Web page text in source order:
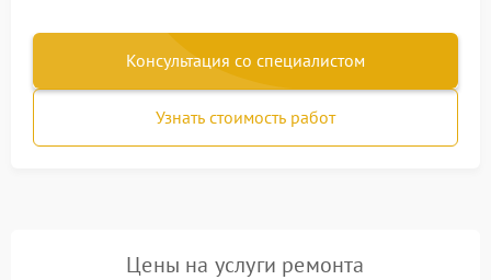
Консультация со специалистом
Узнать стоимость работ
Цены на услуги ремонта